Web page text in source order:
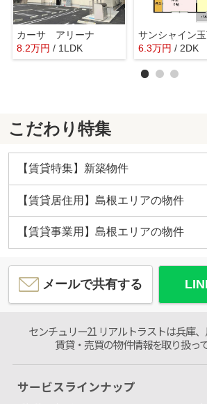
カーサ アリーナ
8.2万円 / 1LDK
6.3万円 / 2DK
こだわり特集
【賃貸特集】新築物件
【賃貸居住用】島根エリアの物件
【賃貸事業用】島根エリアの物件
メールで共有する
センチュリー21 リアルトラストは兵庫
賃貸・売買の物件情報を取り扱っ
サービスラインナップ